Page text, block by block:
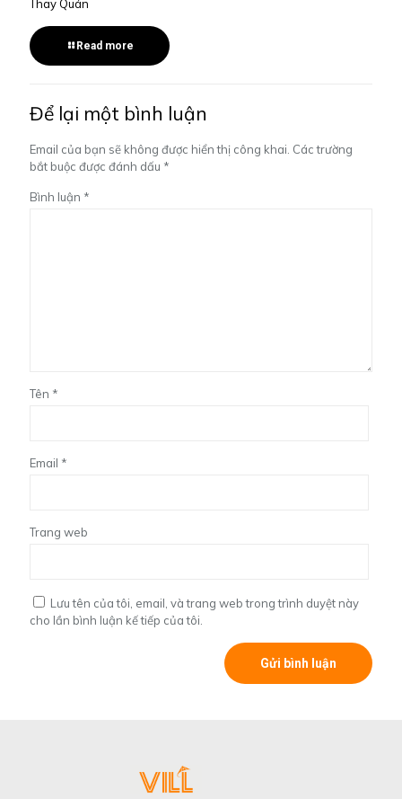
Thay Quán
Read more
Để lại một bình luận
Email của bạn sẽ không được hiển thị công khai. Các trường
bắt buộc được đánh dấu *
Bình luận *
Tên *
Email *
Trang web
Lưu tên của tôi, email, và trang web trong trình duyệt này
cho lần bình luận kế tiếp của tôi.